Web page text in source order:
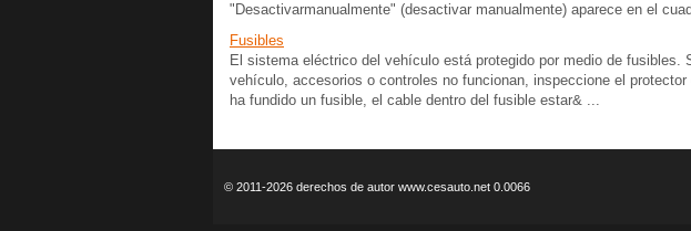
"Desactivarmanualmente" (desactivar manualmente) aparece en el
Fusibles
El sistema eléctrico del vehículo está protegido por medio de fusibles.
vehículo, accesorios o controles no funcionan, inspeccione el
ha fundido un fusible, el cable dentro del fusible estar& ...
© 2011-2026 derechos de autor www.cesauto.net 0.0066